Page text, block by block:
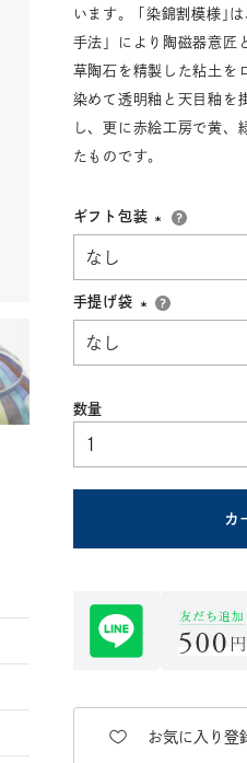
ボンボニエール動物モチーフ
います。 ｢染錦割模様｣
手法」により陶磁器意匠
草陶石を精製した粘土を
染めて透明釉と天目釉を
し、更に赤絵工房で黄、
たものです。
ギフト包装
手提げ袋
カ
お気に入り登